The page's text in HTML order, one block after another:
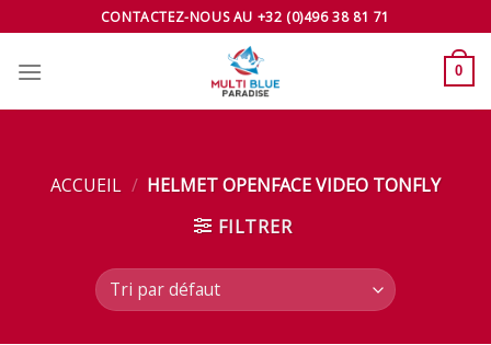
to
content
CONTACTEZ-NOUS AU +32 (0)496 38 81 71
0
ACCUEIL / HELMET OPENFACE VIDEO TONFLY
FILTRER